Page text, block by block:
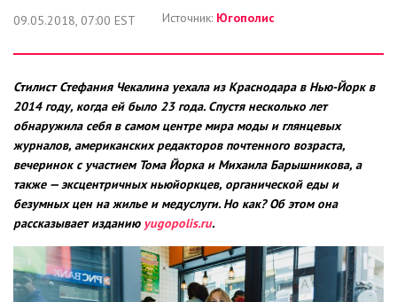
ЗДОРОВЬЕ И КРАСОТА
ДОМ И ЕДА
09.05.2018, 07:00 EST Источник: Югополис
Стилист Стефания Чекалина уехала из Краснодара в Нью-Йорк в
2014 году, когда ей было 23 года. Спустя несколько лет
обнаружила себя в самом центре мира моды и глянцевых
журналов, американских редакторов почтенного возраста,
вечеринок с участием Тома Йорка и Михаила Барышникова, а
также — эксцентричных ньюйоркцев, органической еды и
безумных цен на жилье и медуслуги. Но как? Об этом она
рассказывает изданию yugopolis.ru.